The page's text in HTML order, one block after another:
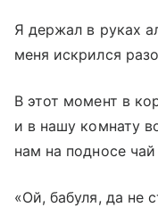
Я держал в руках
меня искрился
В этот момент в
и в нашу комнату
нам на подносе
«Ой, бабуля, да не